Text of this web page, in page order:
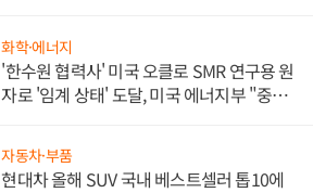
화학·에너지
'한수원 협력사' 미국 오클로 SMR 연구용 원
자로 '임계 상태' 도달, 미국 에너지부 "중요
자동차·부품
현대차 올해 SUV 국내 베스트셀러 톱10에